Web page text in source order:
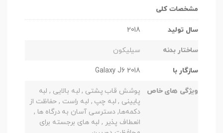
مشخصات کلی
سال تولید 2018
ساختار بدنه سیلیکون
سازگار با Galaxy J6 2018
ویژگی های خاص
پوشش قاب پشتی , لبه بالایی , لبه
پایینی , لبه چپ , لبه راست , حفاظت از
دکمه‌ها, دسترسی آسان به درگاه ها ,
انعطاف پذیر , لبه های برجسته برای